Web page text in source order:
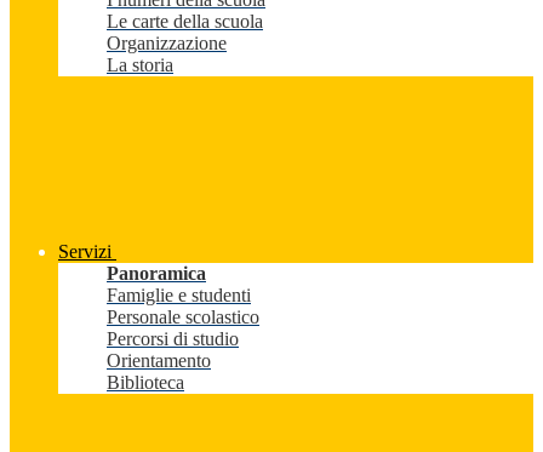
Le carte della scuola
Organizzazione
La storia
Servizi
Panoramica
Famiglie e studenti
Personale scolastico
Percorsi di studio
Orientamento
Biblioteca